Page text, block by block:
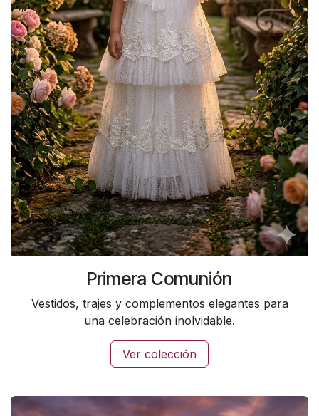
Primera Comunión
Vestidos, trajes y complementos elegantes para
una celebración inolvidable.
Ver colección